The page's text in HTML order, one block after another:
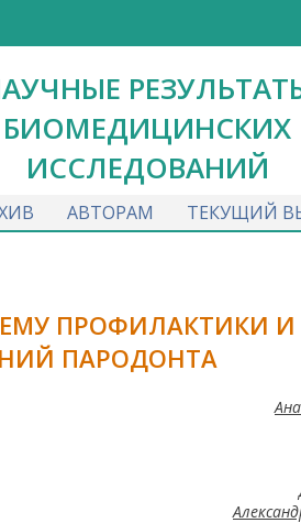
БИОМЕДИЦИНСКИХ
ИССЛЕДОВАНИЙ
АВТОРАМ ТЕКУЩИЙ
ПРОФИЛАКТИКИ И
ПАРОДОНТА